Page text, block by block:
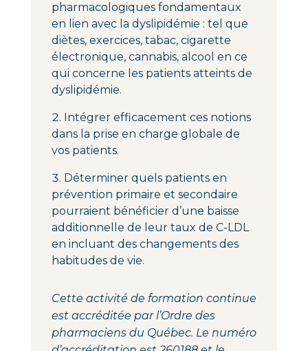
pharmacologiques fondamentaux
en lien avec la dyslipidémie : tel que
diètes, exercices, tabac, cigarette
électronique, cannabis, alcool en ce
qui concerne les patients atteints de
dyslipidémie.
Intégrer efficacement ces notions
dans la prise en charge globale de
vos patients.
Déterminer quels patients en
prévention primaire et secondaire
pourraient bénéficier d’une baisse
additionnelle de leur taux de C-LDL
en incluant des changements des
habitudes de vie.
Cette activité de formation continue
est accréditée par l’Ordre des
pharmaciens du Québec. Le numéro